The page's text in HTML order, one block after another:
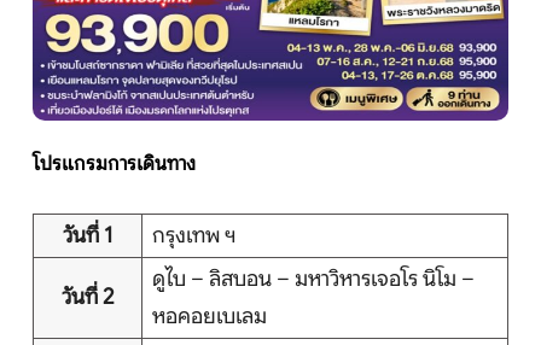
จัดกรุ๊ปต่างประเทศ
โปรไฟไหม้
เรือเจ้าพระยา
โปรแกรมการเดินทาง
วันที่ 1 กรุงเทพ ฯ
วันที่ 2
ดูไบ – ลิสบอน – มหาวิหารเจอโร นิโม –
หอคอยเบเลม